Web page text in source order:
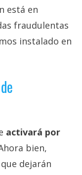
está en
fraudulentas
instalado en
activará por
bien,
dejarán